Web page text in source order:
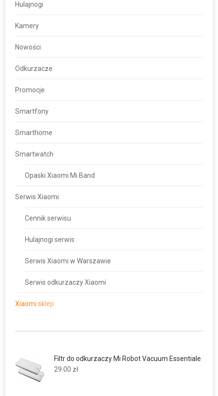
Hulajnogi
Kamery
Nowości
Odkurzacze
Promocje
Smartfony
Smarthome
Smartwatch
Opaski Xiaomi Mi Band
Serwis Xiaomi
Cennik serwisu
Hulajnogi serwis
Serwis Xiaomi w Warszawie
Serwis odkurzaczy Xiaomi
Xiaomi sklep
Filtr do odkurzaczy Mi Robot Vacuum Essentiale
29.00 zł